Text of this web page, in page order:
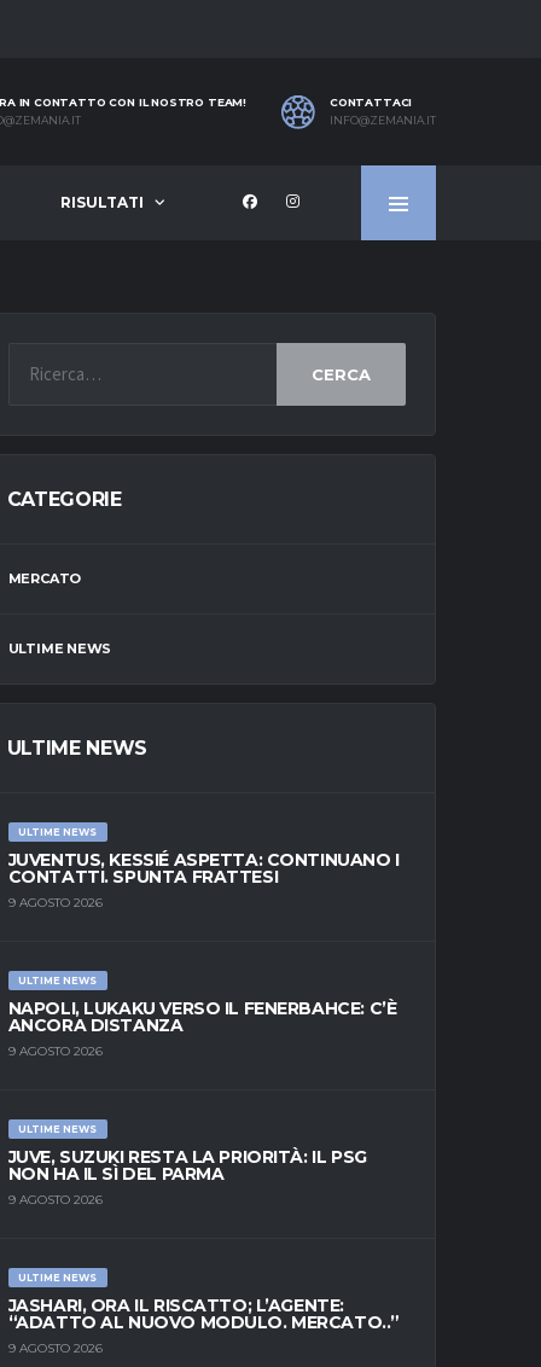
IN CONTATTO CON IL NOSTRO TEAM!
CONTATTACI
INFO@ZEMANIA.IT
RISULTATI
CERCA
CATEGORIE
MERCATO
ULTIME NEWS
ULTIME NEWS
ULTIME NEWS
JUVENTUS, KESSIÉ ASPETTA: CONTINUANO I
CONTATTI. SPUNTA FRATTESI
9 AGOSTO 2026
ULTIME NEWS
NAPOLI, LUKAKU VERSO IL FENERBAHCE: C’È
ANCORA DISTANZA
9 AGOSTO 2026
ULTIME NEWS
JUVE, SUZUKI RESTA LA PRIORITÀ: IL PSG
NON HA IL SÌ DEL PARMA
9 AGOSTO 2026
ULTIME NEWS
JASHARI, ORA IL RISCATTO; L’AGENTE:
“ADATTO AL NUOVO MODULO. MERCATO..”
9 AGOSTO 2026